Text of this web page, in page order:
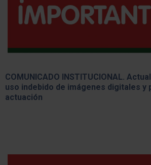
COMUNICADO INSTITUCIONAL.
uso indebido de imágenes digitales y
actuación